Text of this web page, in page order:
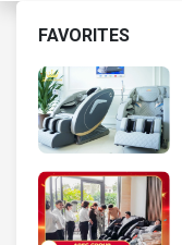
FAVORITES